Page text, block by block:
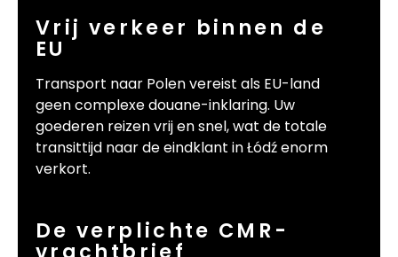
Vrij verkeer binnen de
EU
Transport naar Polen vereist als EU-land
geen complexe douane-inklaring. Uw
goederen reizen vrij en snel, wat de totale
transittijd naar de eindklant in Łódź enorm
verkort.
De verplichte CMR-